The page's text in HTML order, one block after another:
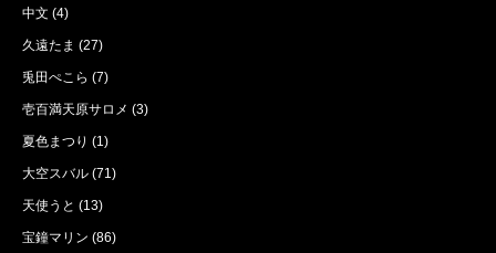
中文 (4)
久遠たま (27)
兎田ぺこら (7)
壱百満天原サロメ (3)
夏色まつり (1)
大空スバル (71)
天使うと (13)
宝鐘マリン (86)